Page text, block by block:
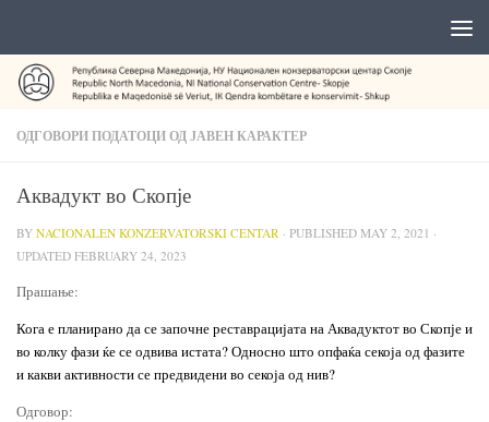
ОДГОВОРИ ПОДАТОЦИ ОД ЈАВЕН КАРАКТЕР
Аквадукт во Скопје
BY NACIONALEN KONZERVATORSKI CENTAR · PUBLISHED MAY 2, 2021 ·
UPDATED FEBRUARY 24, 2023
Прашање:
Кога е планирано да се започне реставрацијата на Аквадуктот во Скопје и
во колку фази ќе се одвива истата? Односно што опфаќа секоја од фазите
и какви активности се предвидени во секоја од нив?
Одговор: